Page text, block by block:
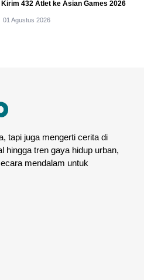
432 Atlet ke Asian Games 2026
01 Agustus 2026
tapi juga mengerti cerita di
hingga tren gaya hidup urban,
mendalam untuk